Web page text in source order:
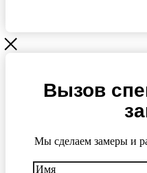
Вызов
Мы сделаем замеры и